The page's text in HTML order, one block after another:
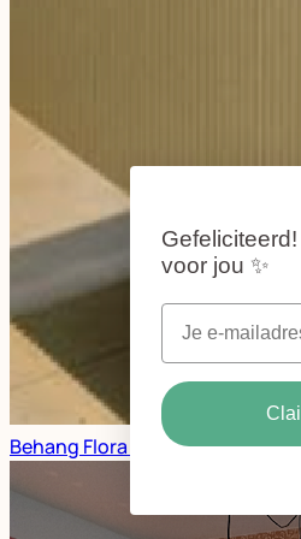
Behang Flora zon -
Gefeliciteerd!
voor jou ✨